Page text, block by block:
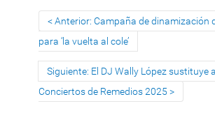
Anterior: Campaña de dinamización
para ‘la vuelta al cole’
Siguiente: El DJ Wally López sustituye
Conciertos de Remedios 2025